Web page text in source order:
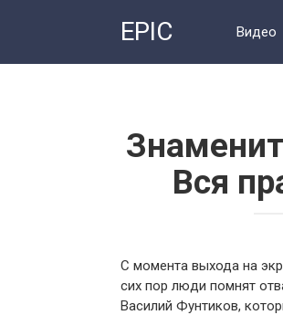
EPIC Видео
Вся
С момента выхода на
сих пор люди помнят
Василий Фунтиков,